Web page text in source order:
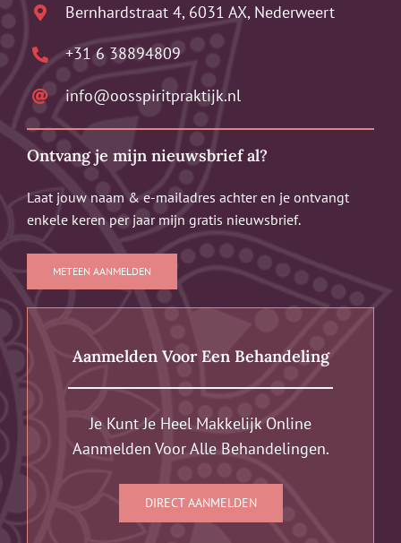
Bernhardstraat 4, 6031 AX, Nederweert
+31 6 38894809
info@oosspiritpraktijk.nl
Ontvang je mijn nieuwsbrief al?
Laat jouw naam & e-mailadres achter en je ontvangt
enkele keren per jaar mijn gratis nieuwsbrief.
METEEN AANMELDEN
Aanmelden Voor Een Behandeling
Je Kunt Je Heel Makkelijk Online
Aanmelden Voor Alle Behandelingen.
DIRECT AANMELDEN